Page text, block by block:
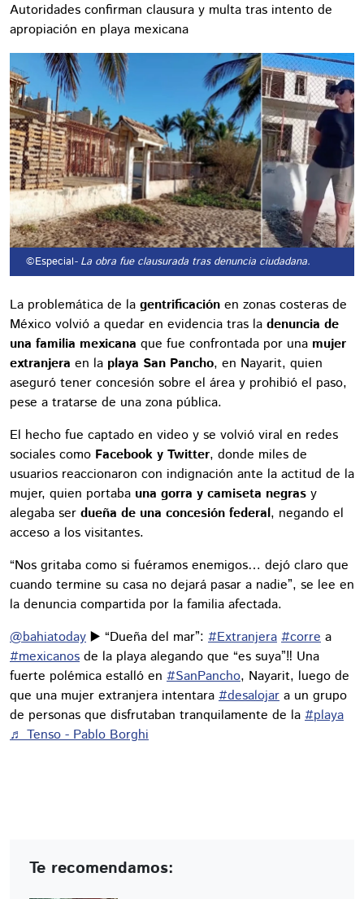
Autoridades confirman clausura y multa tras intento de
apropiación en playa mexicana
©Especial- La obra fue clausurada tras denuncia ciudadana.
La problemática de la gentrificación en zonas costeras de
México volvió a quedar en evidencia tras la denuncia de
una familia mexicana que fue confrontada por una mujer
extranjera en la playa San Pancho, en Nayarit, quien
aseguró tener concesión sobre el área y prohibió el paso,
pese a tratarse de una zona pública.
El hecho fue captado en video y se volvió viral en redes
sociales como Facebook y Twitter, donde miles de
usuarios reaccionaron con indignación ante la actitud de la
mujer, quien portaba una gorra y camiseta negras y
alegaba ser dueña de una concesión federal, negando el
acceso a los visitantes.
“Nos gritaba como si fuéramos enemigos… dejó claro que
cuando termine su casa no dejará pasar a nadie”, se lee en
la denuncia compartida por la familia afectada.
@bahiatoday ▶️ “Dueña del mar”: #Extranjera #corre a
#mexicanos de la playa alegando que “es suya”‼️ Una
fuerte polémica estalló en #SanPancho, Nayarit, luego de
que una mujer extranjera intentara #desalojar a un grupo
de personas que disfrutaban tranquilamente de la #playa
♬ Tenso - Pablo Borghi
Te recomendamos: